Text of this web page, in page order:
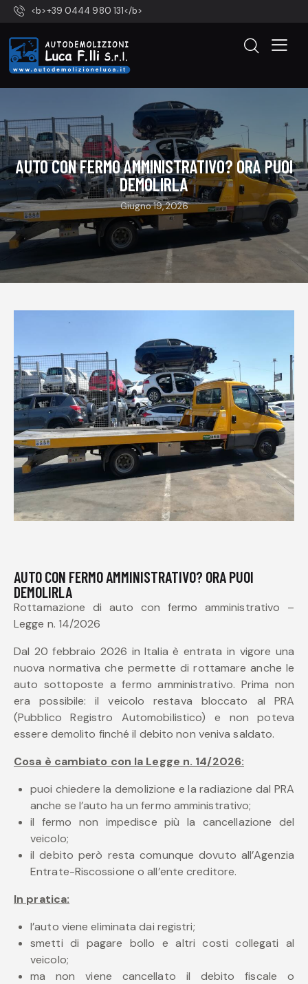
<b>+39 0444 980 131</b>
AUTO CON FERMO AMMINISTRATIVO? ORA PUOI
DEMOLIRLA
Giugno 19, 2026
AUTO CON FERMO AMMINISTRATIVO? ORA PUOI
DEMOLIRLA
Rottamazione di auto con fermo amministrativo –
Legge n. 14/2026
Dal 20 febbraio 2026 in Italia è entrata in vigore una
nuova normativa che permette di rottamare anche le
auto sottoposte a fermo amministrativo. Prima non
era possibile: il veicolo restava bloccato al PRA
(Pubblico Registro Automobilistico) e non poteva
essere demolito finché il debito non veniva saldato.
Cosa è cambiato con la Legge n. 14/2026:
puoi chiedere la demolizione e la radiazione dal PRA
anche se l’auto ha un fermo amministrativo;
il fermo non impedisce più la cancellazione del
veicolo;
il debito però resta comunque dovuto all’Agenzia
Entrate-Riscossione o all’ente creditore.
In pratica:
l’auto viene eliminata dai registri;
smetti di pagare bollo e altri costi collegati al
veicolo;
ma non viene cancellato il debito fiscale o